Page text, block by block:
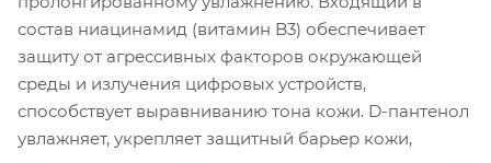
состав ниацинамид (витамин B3) обеспечивает
защиту от агрессивных факторов окружающей
среды и излучения цифровых устройств,
способствует выравниванию тона кожи. D-пантенол
увлажняет, укрепляет защитный барьер кожи,